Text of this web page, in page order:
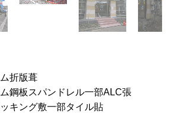
折版葺
鋼板スパンドレル一部ALC張
キング敷一部タイル貼